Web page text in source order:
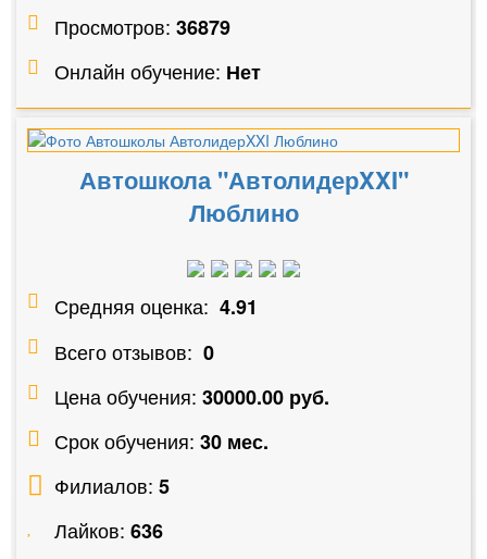
Просмотров: 36879
Онлайн обучение: Нет
Автошкола "АвтолидерXXI"
Люблино
Средняя оценка: 4.91
Всего отзывов: 0
Цена обучения: 30000.00 руб.
Срок обучения: 30 мес.
Филиалов: 5
Лайков: 636